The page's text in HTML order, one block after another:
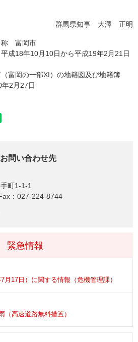
群馬県知事 大澤 正明
称 富岡市
成18年10月10日から平成19年2月21日
富岡の一部XI）の地籍図及び地籍簿
2月27日
問い合わせ先
町1-1-1
：027-224-8744
緊急情報
月17日）に関する情報（危機管理課）
（高速道路無料措置）